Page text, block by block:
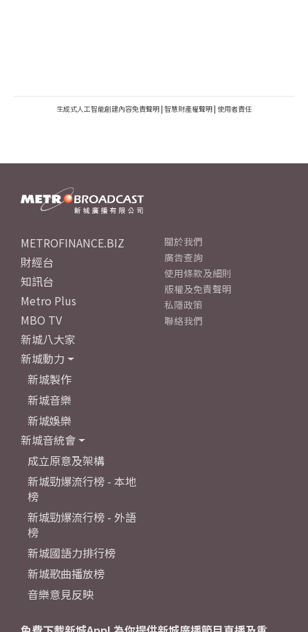
生成式人工智能創建內容免責聲明 | 智慧財產權聲明 | 使用者責任
METROFINANCE.BIZ
財經台
知訊台
Metro Plus
MBO TV
新城八大家
新城動力
新城製作
新城音樂
新城娛樂
新城音統會
成立原意及架構
新城勁爆流行榜 - 本地
榜
新城勁爆流行榜 - 外語
榜
新城國語力排行榜
新城歌曲播放榜
音樂意見反映
關於我們
廣告查詢
使用條款及細則
版權及免責聲明
私隱政策
聯絡我們